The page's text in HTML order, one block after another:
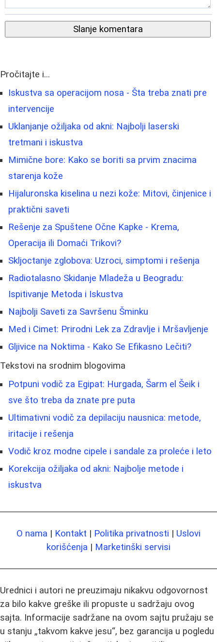
Slanje komentara
Pročitajte i...
Iskustva sa operacijom nosa - Šta treba znati pre
intervencije
Uklanjanje ožiljaka od akni: Najbolji laserski
tretmani i iskustva
Mimične bore: Kako se boriti sa prvim znacima
starenja kože
Hijaluronska kiselina u nezi kože: Mitovi, činjenice i
praktični saveti
Rešenje za Spuštene Očne Kapke - Krema,
Operacija ili Domaći Trikovi?
Skljoctanje zglobova: Uzroci, simptomi i rešenja
Radiotalasno Skidanje Mladeža u Beogradu:
Ispitivanje Metoda i Iskustva
Najbolji Saveti za Savršenu Šminku
Med i Cimet: Prirodni Lek za Zdravlje i Mršavljenje
Gljivice na Noktima - Kako Se Efikasno Lečiti?
Tekstovi na srodnim blogovima
Potpuni vodič za Egipat: Hurgada, Šarm el Šeik i
sve što treba da znate pre puta
Ultimativni vodič za depilaciju nausnica: metode,
iritacije i rešenja
Vodič kroz modne cipele i sandale za proleće i leto
Korekcija ožiljaka od akni: Najbolje metode i
iskustva
O nama | Kontakt | Politika privatnosti | Uslovi
korišćenja | Marketinški servisi
Urednici i autori ne preuzimaju nikakvu odgovornost
za bilo kakve greške ili propuste u sadržaju ovog
sajta. Informacije sadržane na ovom sajtu pružaju se
u stanju „takvom kakve jesu“, bez garancija u pogledu